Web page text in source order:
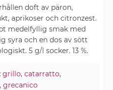
doft av päron,
aprikoser och citronzest.
medelfyllig smak med
syra och en dos av sött
5 g/l socker. 13 %.
grillo,catarratto,
,grecanico